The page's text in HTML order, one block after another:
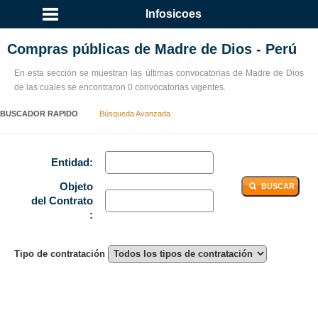
Infosicoes
Compras públicas de Madre de Dios - Perú
En esta sección se muestran las últimas convocatorias de Madre de Dios
de las cuales se encontraron 0 convocatorias vigentes.
BUSCADOR RAPIDO Búsqueda Avanzada
Entidad:
BUSCAR
Objeto
del Contrato
:
Tipo de contratación